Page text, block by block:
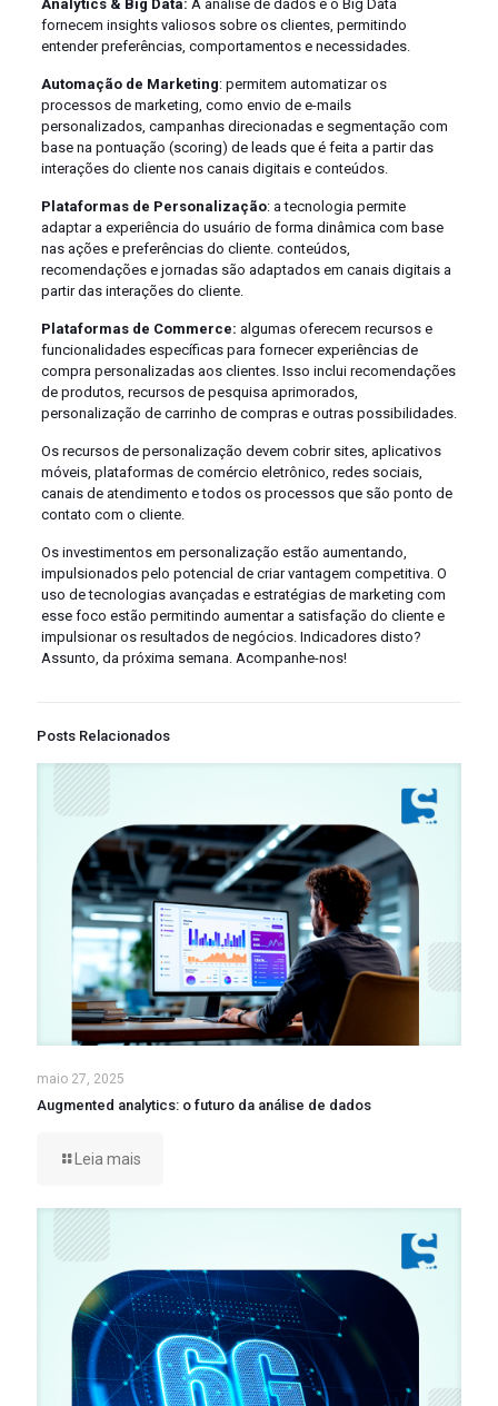
Analytics & Big Data: A análise de dados e o Big Data
fornecem insights valiosos sobre os clientes, permitindo
entender preferências, comportamentos e necessidades.
Automação de Marketing: permitem automatizar os
processos de marketing, como envio de e-mails
personalizados, campanhas direcionadas e segmentação com
base na pontuação (scoring) de leads que é feita a partir das
interações do cliente nos canais digitais e conteúdos.
Plataformas de Personalização: a tecnologia permite
adaptar a experiência do usuário de forma dinâmica com base
nas ações e preferências do cliente. conteúdos,
recomendações e jornadas são adaptados em canais digitais a
partir das interações do cliente.
Plataformas de Commerce: algumas oferecem recursos e
funcionalidades específicas para fornecer experiências de
compra personalizadas aos clientes. Isso inclui recomendações
de produtos, recursos de pesquisa aprimorados,
personalização de carrinho de compras e outras possibilidades.
Os recursos de personalização devem cobrir sites, aplicativos
móveis, plataformas de comércio eletrônico, redes sociais,
canais de atendimento e todos os processos que são ponto de
contato com o cliente.
Os investimentos em personalização estão aumentando,
impulsionados pelo potencial de criar vantagem competitiva. O
uso de tecnologias avançadas e estratégias de marketing com
esse foco estão permitindo aumentar a satisfação do cliente e
impulsionar os resultados de negócios. Indicadores disto?
Assunto, da próxima semana. Acompanhe-nos!
Posts Relacionados
maio 27, 2025
Augmented analytics: o futuro da análise de dados
Leia mais